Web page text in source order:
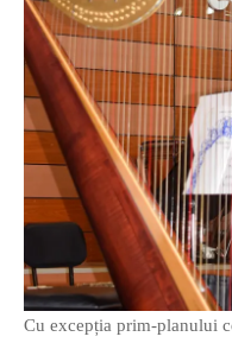
Cu excepția prim-planului